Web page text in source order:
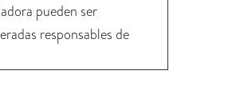
pueden ser
responsables de